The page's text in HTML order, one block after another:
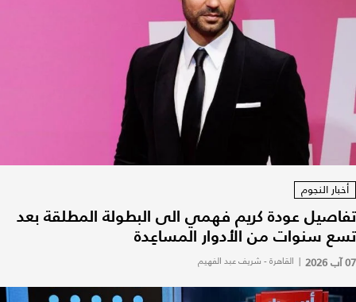
أخبار النجوم
تفاصيل عودة كريم فهمي الى البطولة المطلقة بعد
تسع سنوات من الأدوار المساعِدة
07 آب 2026 | القاهرة - شريف عبد الفهيم